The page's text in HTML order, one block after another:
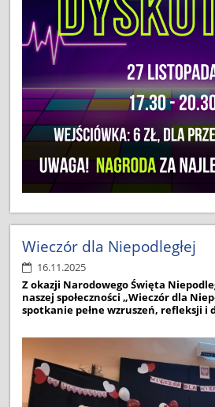
Wieczór dla Niepodległej
16.11.2025
Z okazji Narodowego Święta
naszej społeczności „Wieczór dla
spotkanie pełne wzruszeń, refleksji i